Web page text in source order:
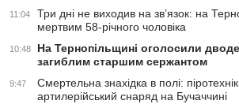
11:04
Три дні не виходив на зв’язок: на
мертвим 58-річного чоловіка
10:48
На Тернопільщині оголосили
загиблим старшим сержантом
9:47
Смертельна знахідка в полі:
артилерійський снаряд на Бучаччині